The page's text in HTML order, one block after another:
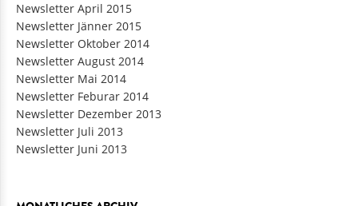
Newsletter April 2015
Newsletter Jänner 2015
Newsletter Oktober 2014
Newsletter August 2014
Newsletter Mai 2014
Newsletter Feburar 2014
Newsletter Dezember 2013
Newsletter Juli 2013
Newsletter Juni 2013